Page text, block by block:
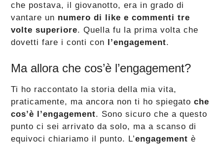
che postava, il giovanotto, era in grado di
vantare un numero di like e commenti tre
volte superiore. Quella fu la prima volta che
dovetti fare i conti con
l’engagement.
Ma allora che cos’è l’engagement?
Ti ho raccontato la storia della mia vita,
praticamente, ma ancora non ti ho spiegatoche
cos’è l’engagement. Sono sicuro che a questo
punto ci sei arrivato da solo, ma a scanso di
equivoci chiariamo il punto. L’engagement è